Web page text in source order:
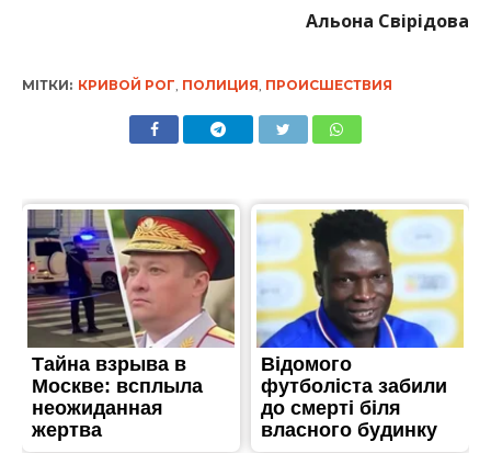
Альона Свірідова
МІТКИ: КРИВОЙ РОГ ПОЛИЦИЯ ПРОИСШЕСТВИЯ